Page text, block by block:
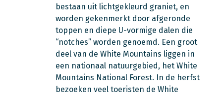
bestaan uit lichtgekleurd graniet, en
worden gekenmerkt door afgeronde
toppen en diepe U-vormige dalen die
“notches” worden genoemd. Een groot
deel van de White Mountains liggen in
een nationaal natuurgebied, het White
Mountains National Forest. In de herfst
bezoeken veel toeristen de White